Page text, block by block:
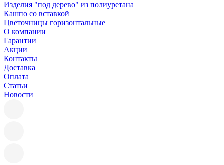
Изделия "под дерево" из полиуретана
Кашпо со вставкой
Цветочницы горизонтальные
О компании
Гарантии
Акции
Контакты
Доставка
Оплата
Статьи
Новости